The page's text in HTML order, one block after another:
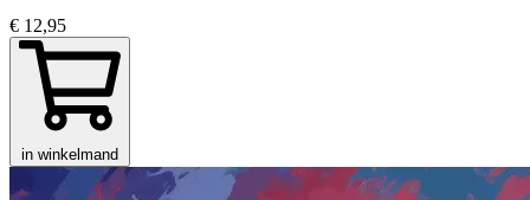
€ 12,95
in winkelmand